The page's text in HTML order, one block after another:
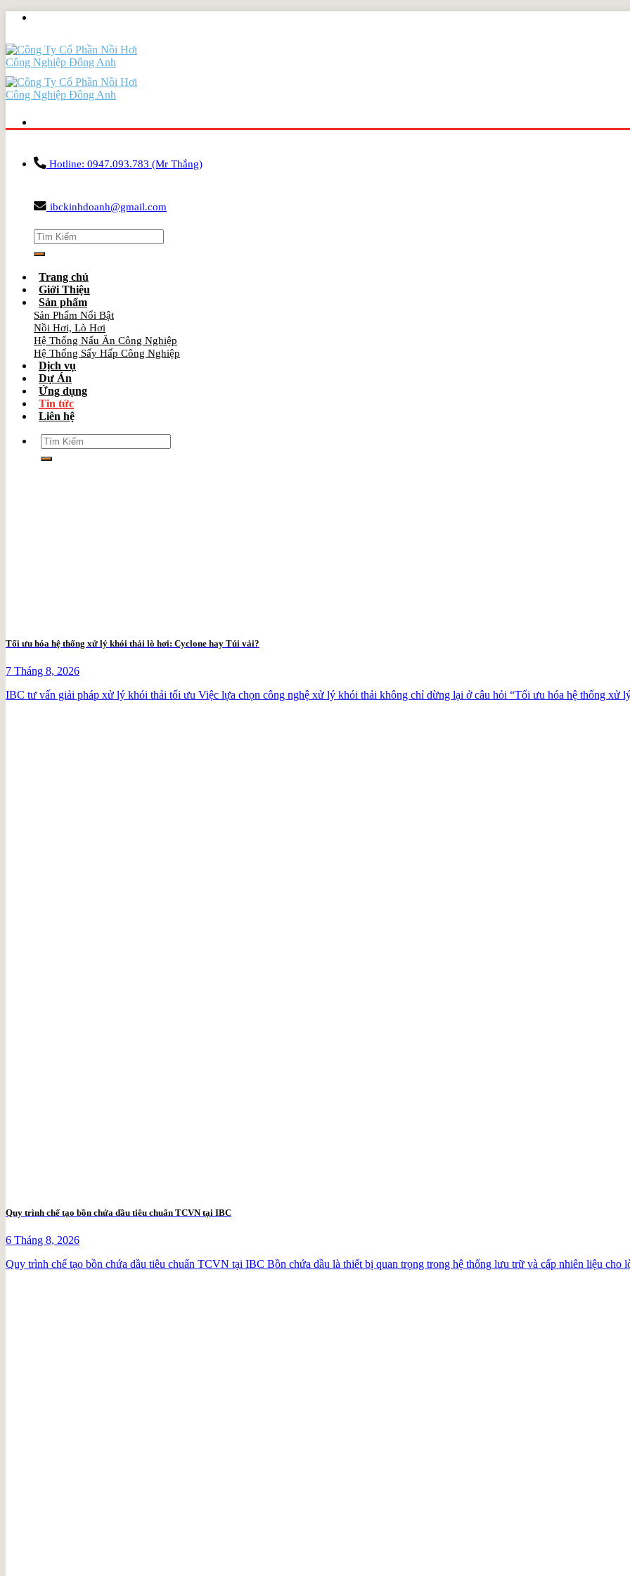
Skip
content
Hotline: 0947.093.783 (Mr Thắng)
ibckinhdoanh@gmail.com
Search
for:
Trang chủ
Giới Thiệu
Sản phẩm
Sản Phẩm Nổi Bật
Nồi Hơi, Lò Hơi
Hệ Thống Nấu Ăn Công Nghiệp
Hệ Thống Sấy Hấp Công Nghiệp
Dịch vụ
Dự Án
Ứng dụng
Tin tức
Liên hệ
Search
for:
Tối ưu hóa hệ thống xử lý khói thải lò hơi: Cyclone hay Túi vải?
7 Tháng 8, 2026
IBC tư vấn giải pháp xử lý khói thải tối ưu Việc lựa chọn công nghệ xử lý khói thải không chỉ dừng lại ở câu hỏi “Tối ưu hóa hệ thống xử
Quy trình chế tạo bồn chứa dầu tiêu chuẩn TCVN tại IBC
6 Tháng 8, 2026
Quy trình chế tạo bồn chứa dầu tiêu chuẩn TCVN tại IBC Bồn chứa dầu là thiết bị quan trọng trong hệ thống lưu trữ và cấp nhiên liệu cho